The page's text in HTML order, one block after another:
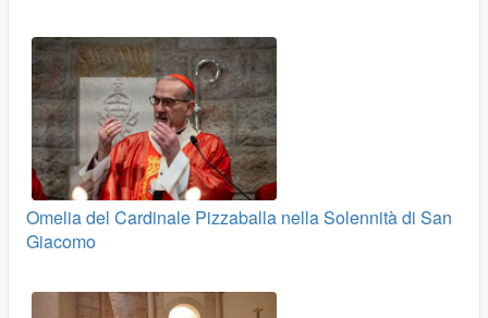
Omelia del Cardinale Pizzaballa nella Solennità di San
Giacomo